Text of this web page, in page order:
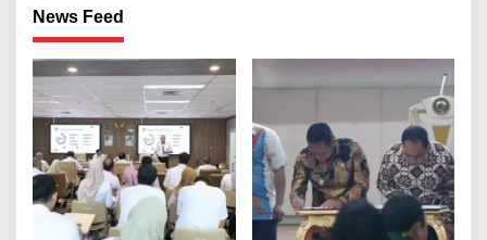
News Feed